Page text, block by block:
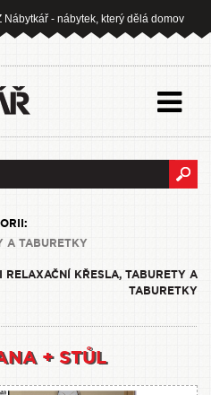
Nábytkář - nábytek, který dělá domov
A TABURETKY
RELAXAČNÍ KŘESLA, TABURETY A
TABURETKY
+ STŮL